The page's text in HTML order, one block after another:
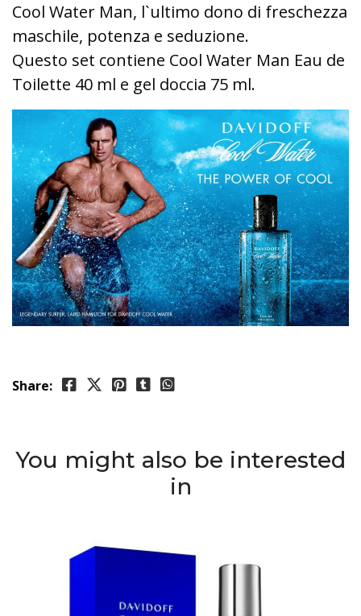
Cool Water Man, l`ultimo dono di freschezza
maschile, potenza e seduzione.
Questo set contiene Cool Water Man Eau de
Toilette 40 ml e gel doccia 75 ml.
Share:
You might also be interested
in